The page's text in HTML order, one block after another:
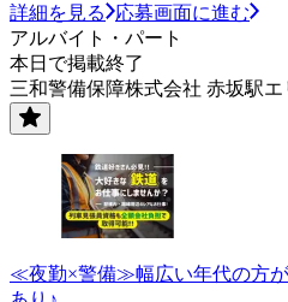
詳細を見る
応募画面に進む
アルバイト・パート
本日で掲載終了
三和警備保障株式会社 赤坂駅
≪夜勤×警備≫幅広い年代の方が